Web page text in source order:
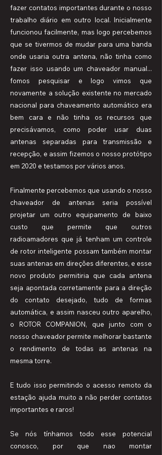
fazer contatos importantes durante o nosso
trabalho diário em outro local. Inicialmente
funcionou facilmente, mas logo percebemos
que se tivermos de mudar para uma banda
onde usaria outra antena, não tinha como
fazer isso usando um chaveador manual...
fomos pesquisar e logo vimos que
novamente a solução existente no mercado
nacional para chaveamento automático era
bem cara e não tinha os recursos que
precisávamos, como poder usar duas
antenas separadas para transmissão e
recepção, e assim fizemos o nosso protótipo
em 2020 e testamos por vários anos.
Finalmente percebemos que usando o nosso
chaveador de antenas seria possível
projetar um outro equipamento de baixo
custo que permite que outros
radioamadores que já tenham um controle
de rotor inteligente possam também montar
suas antenas em direções diferentes, e esse
novo produto permitiria que cada antena
seja apontada corretamente para a direção
do contato desejado, tudo de formas
automática, e assim nasceu outro aparelho,
o ROTOR COMPANION, que junto com o
nosso chaveador permite melhorar bastante
o rendimento de todas as antenas na
mesma torre.
E tudo isso permitindo o acesso remoto da
estação ajuda muito a não perder contatos
importantes e raros!
Se nós tínhamos todo esse potencial
conosco, por que nao montar